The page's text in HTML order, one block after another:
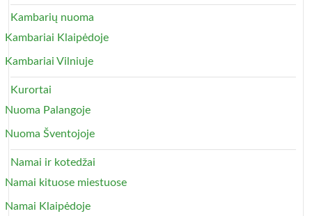
Kambarių nuoma
Kambariai Klaipėdoje
Kambariai Vilniuje
Kurortai
Nuoma Palangoje
Nuoma Šventojoje
Namai ir kotedžai
Namai kituose miestuose
Namai Klaipėdoje